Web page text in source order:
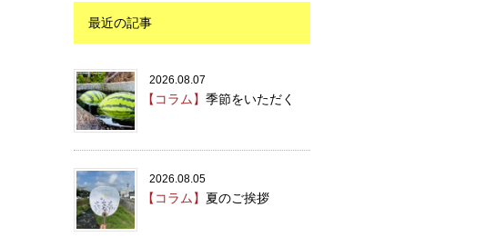
最近の記事
2026.08.07
【コラム】 季節をいただく
2026.08.05
【コラム】 夏のご挨拶